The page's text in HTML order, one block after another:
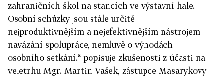
zahraničních škol na stancích ve výstavní hale.
Osobní schůzky jsou stále určitě
nejproduktivnějším a nejefektivnějším nástrojem
navázání spolupráce, nemluvě o výhodách
osobního setkání.“ popisuje zkušenosti z účasti na
veletrhu Mgr. Martin Vašek, zástupce Masarykovy